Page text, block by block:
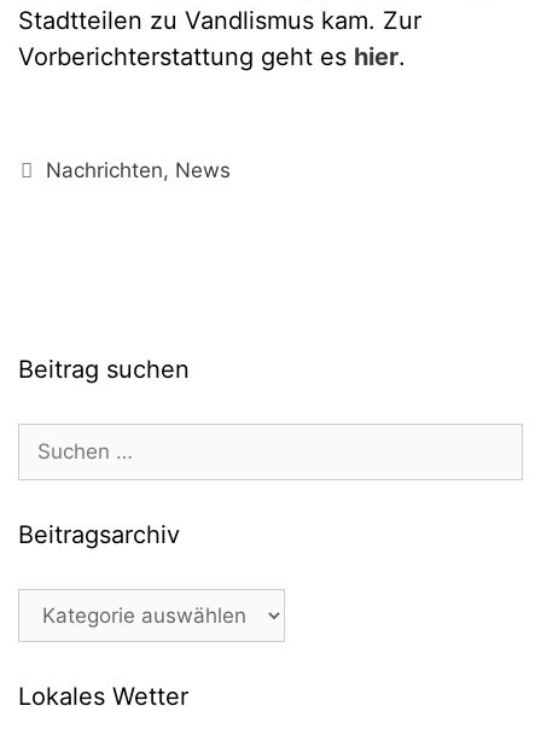
Stadtteilen zu Vandlismus kam. Zur
Vorberichterstattung geht es hier.
Kategorien
Nachrichten, News
Beitrag suchen
Suchen
nach:
Beitragsarchiv
Beitragsarchiv
Lokales Wetter